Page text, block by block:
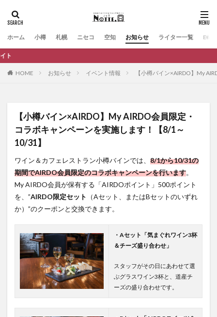
ホーム 小樽 札幌 ニセコ 空知 お知らせ ライター一覧
HOME お知らせ イベント情報 【小樽バイン×AIRDO】My
【小樽バイン×AIRDO】My AIRDO会員限定・
コラボキャンペーンを実施します！【8/1～
10/31】
ワイン＆カフェレストラン小樽バインでは、 8/1から10/31の
期間でAIRDO会員限定のコラボキャンペーンを行います。
My AIRDO会員が保有する「AIRDOポイント」500ポイント
を、”AIRDO限定セット
（Aセット、またはBセットのいずれ
か）”のクーポンと交換できます。
・Aセット「気まぐれワイン3杯
＆チーズ盛り合わせ」
スタッフがその日にあわせて選
ぶグラスワイン3杯と、道産チ
ーズの盛り合わせです。